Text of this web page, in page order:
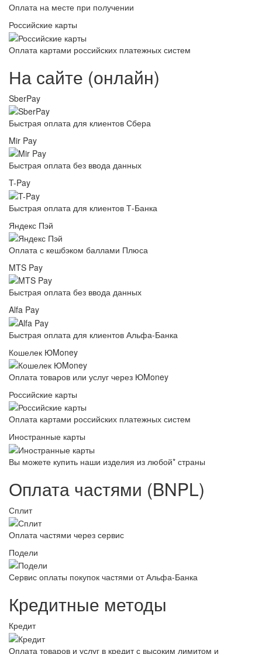
Оплата на месте при получении
Российские карты
Оплата картами российских платежных систем
На сайте (онлайн)
SberPay
Быстрая оплата для клиентов Сбера
Mir Pay
Быстрая оплата без ввода данных
T-Pay
Быстрая оплата для клиентов Т-Банка
Яндекс Пэй
Оплата с кешбэком баллами Плюса
MTS Pay
Быстрая оплата без ввода данных
Alfa Pay
Быстрая оплата для клиентов Альфа-Банка
Кошелек ЮMoney
Оплата товаров или услуг через ЮMoney
Российские карты
Оплата картами российских платежных систем
Иностранные карты
Вы можете купить наши изделия из любой* страны
Оплата частями (BNPL)
Сплит
Оплата частями через сервис
Подели
Сервис оплаты покупок частями от Альфа-Банка
Кредитные методы
Кредит
Оплата товаров и услуг в кредит с высоким лимитом и